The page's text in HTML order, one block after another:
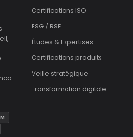
Certifications ISO
ESG / RSE
Études & Expertises
Certifications produits
Veille stratégique
Transformation digitale